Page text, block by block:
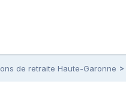
de retraite Haute-Garonne